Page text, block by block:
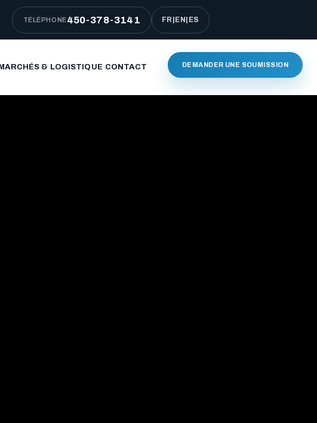
TÉLÉPHONE450-378-3141 FR |EN| ES
& LOGISTIQUE CONTACT DEMANDER UNE SOUMISSION